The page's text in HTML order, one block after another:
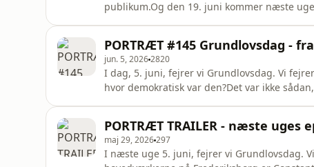
publikum.Og den 19. juni kommer næste
arbejdet på at indrette en helt ny del af vo
PORTRÆT #145 Grundlovsdag -
jun. 5, 20262820
I dag, 5. juni, fejrer vi Grundlovsdag. Vi
hvor demokratisk var den?Det var ikke
PORTRÆ
PORTRÆT TRAILER - næste uges
maj 29, 2026297
I næste uge 5. juni, fejrer vi Grundlovsdag.